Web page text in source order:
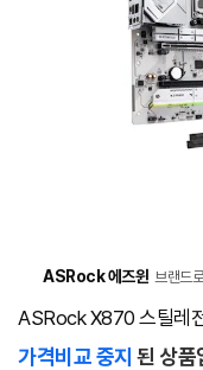
ASRock 에즈윈 브랜드
ASRock X870 스틸레
가격비교 중지 된 상품